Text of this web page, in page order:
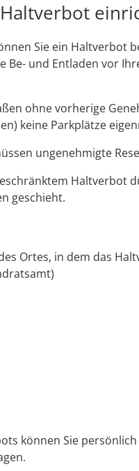
Sie ein Haltverbot
Be- und Entladen vor
ohne vorherige
keine Parkplätze
ungenehmigte
Haltverbot
geschieht.
Ortes, in dem das
können Sie